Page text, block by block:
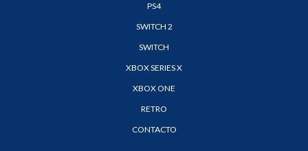
PS4
SWITCH 2
SWITCH
XBOX SERIES X
XBOX ONE
RETRO
CONTACTO